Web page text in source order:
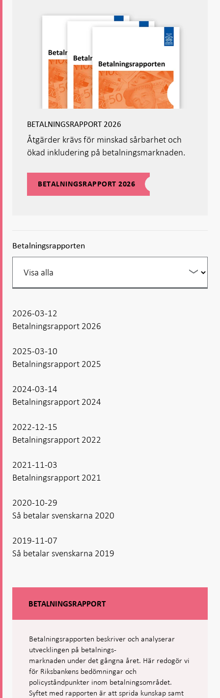
BETALNINGSRAPPORT 2026
Åtgärder krävs för minskad sårbarhet och
ökad inkludering på betalningsmarknaden.
BETALNINGSRAPPORT 2026
Betalningsrapporten
Filtrera
2026-03-12
Betalningsrapport 2026
2025-03-10
Betalningsrapport 2025
2024-03-14
Betalningsrapport 2024
2022-12-15
Betalningsrapport 2022
2021-11-03
Betalningsrapport 2021
2020-10-29
Så betalar svenskarna 2020
2019-11-07
Så betalar svenskarna 2019
BETALNINGSRAPPORT
Betalningsrapporten beskriver och analyserar
utvecklingen på betalnings-
marknaden under det gångna året. Här redogör vi
för Riksbankens bedömningar och
policyståndpunkter inom betalningsområdet.
Syftet med rapporten är att sprida kunskap samt